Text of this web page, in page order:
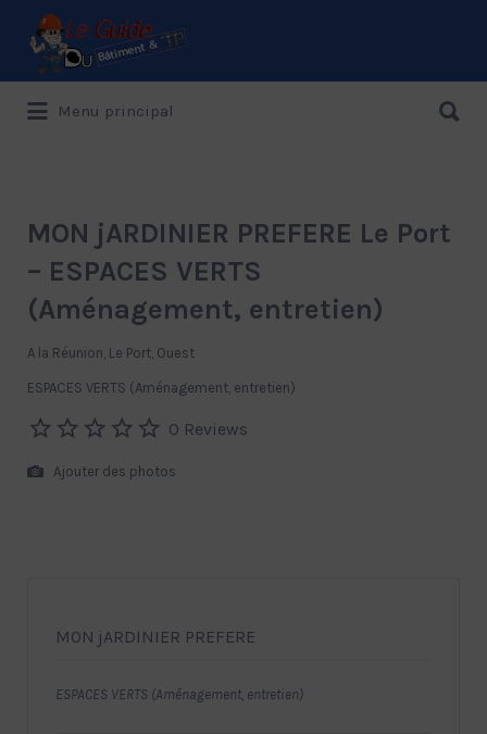
Le Guide de référence depuis 1995
Rechercher:
Menu principal
MON jARDINIER PREFERE Le Port
– ESPACES VERTS
(Aménagement, entretien)
A la Réunion, Le Port, Ouest
ESPACES VERTS (Aménagement, entretien)
0 Reviews
Ajouter des photos
MON jARDINIER PREFERE
ESPACES VERTS (Aménagement, entretien)